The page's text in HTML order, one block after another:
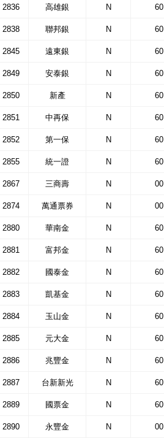
2836 高雄銀 N 60
2838 聯邦銀 N 60
2845 遠東銀 N 60
2849 安泰銀 N 60
2850 新產 N 60
2851 中再保 N 60
2852 第一保 N 60
2855 統一證 N 60
2867 三商壽 N 00
2874 萬通票券 N 00
2880 華南金 N 60
2881 富邦金 N 60
2882 國泰金 N 60
2883 凱基金 N 60
2884 玉山金 N 60
2885 元大金 N 60
2886 兆豐金 N 60
2887 台新新光 N 60
2889 國票金 N 60
2890 永豐金 N 00